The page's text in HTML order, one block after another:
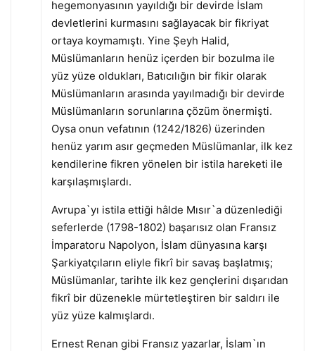
hegemonyasının yayıldığı bir devirde İslam
devletlerini kurmasını sağlayacak bir fikriyat
ortaya koymamıştı. Yine Şeyh Halid,
Müslümanların henüz içerden bir bozulma ile
yüz yüze oldukları, Batıcılığın bir fikir olarak
Müslümanların arasında yayılmadığı bir devirde
Müslümanların sorunlarına çözüm önermişti.
Oysa onun vefatının (1242/1826) üzerinden
henüz yarım asır geçmeden Müslümanlar, ilk kez
kendilerine fikren yönelen bir istila hareketi ile
karşılaşmışlardı.
Avrupa`yı istila ettiği hâlde Mısır`a düzenlediği
seferlerde (1798-1802) başarısız olan Fransız
İmparatoru Napolyon, İslam dünyasına karşı
Şarkiyatçıların eliyle fikrî bir savaş başlatmış;
Müslümanlar, tarihte ilk kez gençlerini dışarıdan
fikrî bir düzenekle mürtetleştiren bir saldırı ile
yüz yüze kalmışlardı.
Ernest Renan gibi Fransız yazarlar, İslam`ın